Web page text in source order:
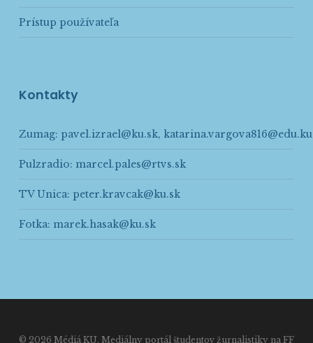
Prístup používateľa
Kontakty
Zumag: pavel.izrael@ku.sk,
Pulzradio: marcel.pales@rtvs.sk
TV Unica: peter.kravcak@ku.sk
Fotka: marek.hasak@ku.sk
© 2026 Médiá KU. Mediálny portál študentov žurnalistiky na FF